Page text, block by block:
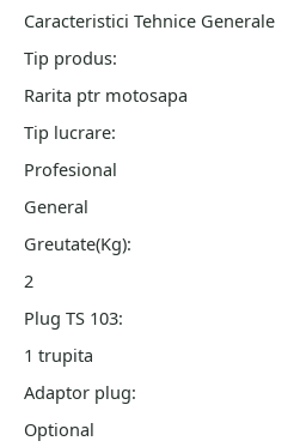
formarea biloanelor si totodata
este semnificativ diminuat
Caracteristici Tehnice Generale
Tip produs:
Rarita ptr motosapa
Tip lucrare:
Profesional
General
Greutate(Kg):
2
Plug TS 103:
1 trupita
Adaptor plug:
Optional